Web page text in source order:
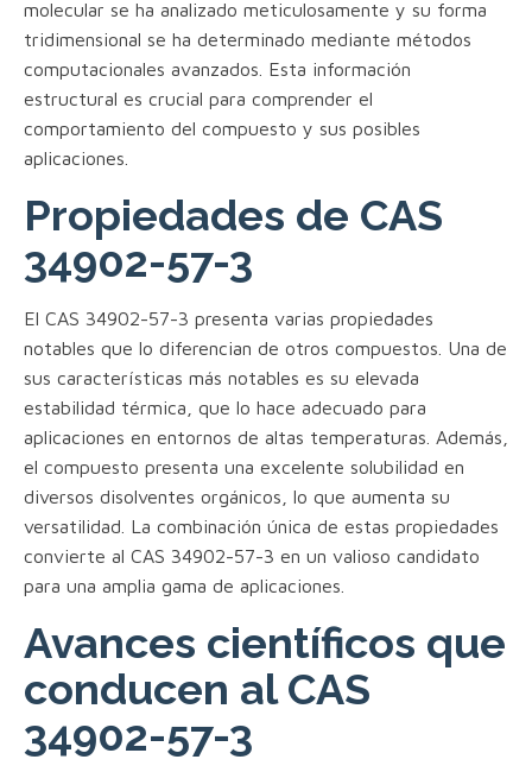
molecular se ha analizado meticulosamente y su forma
tridimensional se ha determinado mediante métodos
computacionales avanzados. Esta información
estructural es crucial para comprender el
comportamiento del compuesto y sus posibles
aplicaciones.
Propiedades de CAS
34902-57-3
El CAS 34902-57-3 presenta varias propiedades
notables que lo diferencian de otros compuestos. Una de
sus características más notables es su elevada
estabilidad térmica, que lo hace adecuado para
aplicaciones en entornos de altas temperaturas. Además,
el compuesto presenta una excelente solubilidad en
diversos disolventes orgánicos, lo que aumenta su
versatilidad. La combinación única de estas propiedades
convierte al CAS 34902-57-3 en un valioso candidato
para una amplia gama de aplicaciones.
Avances científicos que
conducen al CAS
34902-57-3